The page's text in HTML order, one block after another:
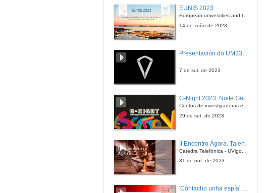
EUNIS 2023
European univesrities and the digital transformation: challenges and opportunities ahead
14 de xuño de 2023
7 de xul. de 2023
G-Night 2023. Noite Galega das Persoas Investigadoras. Conciencias creativas
Centos de investigadoras e investigadores, decenas de actividades e sete cidades
29 de set. de 2023
Cátedra Telefónica - UVigo. Espazos de innovación
31 de out. de 2023
'Cóntacho unha espía' Reto